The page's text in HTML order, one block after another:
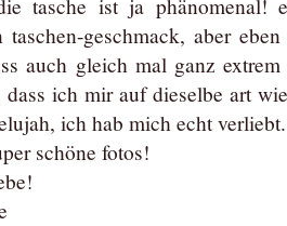
tasche ist ja phänomenal!
taschen-geschmack, aber
auch gleich mal ganz
dass ich mir auf dieselbe art
ich hab mich echt verliebt.
schöne fotos!